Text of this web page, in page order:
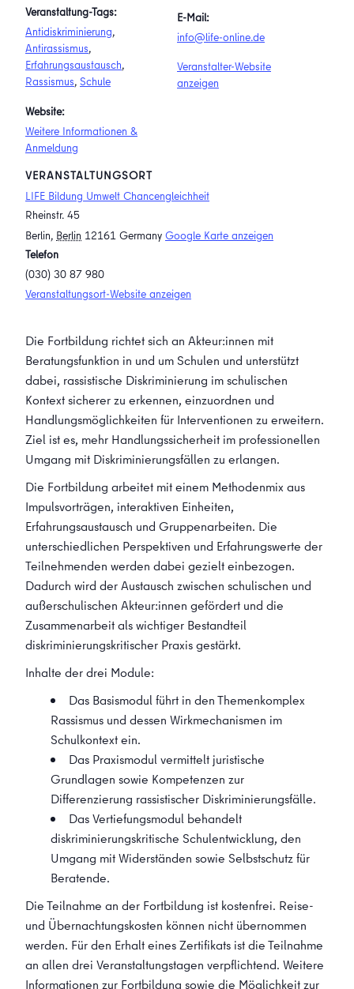
Veranstaltung-Tags:
Antidiskriminierung,
Antirassismus,
Erfahrungsaustausch,
Rassismus, Schule
Website:
Weitere Informationen &
Anmeldung
VERANSTALTUNGSORT
LIFE Bildung Umwelt Chancengleichheit
Rheinstr. 45
Berlin, Berlin 12161 Germany Google Karte anzeigen
Telefon
(030) 30 87 980
Veranstaltungsort-Website anzeigen
E-Mail:
info@life-online.de
Veranstalter-Website
anzeigen
Die Fortbildung richtet sich an Akteur:innen mit
Beratungsfunktion in und um Schulen und unterstützt
dabei, rassistische Diskriminierung im schulischen
Kontext sicherer zu erkennen, einzuordnen und
Handlungsmöglichkeiten für Interventionen zu erweitern.
Ziel ist es, mehr Handlungssicherheit im professionellen
Umgang mit Diskriminierungsfällen zu erlangen.
Die Fortbildung arbeitet mit einem Methodenmix aus
Impulsvorträgen, interaktiven Einheiten,
Erfahrungsaustausch und Gruppenarbeiten. Die
unterschiedlichen Perspektiven und Erfahrungswerte der
Teilnehmenden werden dabei gezielt einbezogen.
Dadurch wird der Austausch zwischen schulischen und
außerschulischen Akteur:innen gefördert und die
Zusammenarbeit als wichtiger Bestandteil
diskriminierungskritischer Praxis gestärkt.
Inhalte der drei Module:
Das Basismodul führt in den Themenkomplex
Rassismus und dessen Wirkmechanismen im
Schulkontext ein.
Das Praxismodul vermittelt juristische
Grundlagen sowie Kompetenzen zur
Differenzierung rassistischer Diskriminierungsfälle.
Das Vertiefungsmodul behandelt
diskriminierungskritische Schulentwicklung, den
Umgang mit Widerständen sowie Selbstschutz für
Beratende.
Die Teilnahme an der Fortbildung ist kostenfrei. Reise-
und Übernachtungskosten können nicht übernommen
werden. Für den Erhalt eines Zertifikats ist die Teilnahme
an allen drei Veranstaltungstagen verpflichtend. Weitere
Informationen zur Fortbildung sowie die Möglichkeit zur